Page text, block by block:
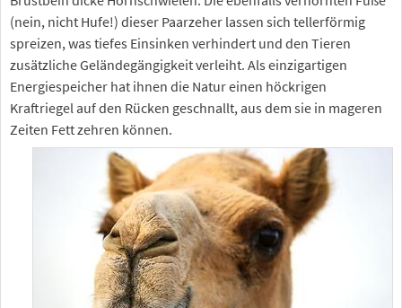
(nein, nicht Hufe!) dieser Paarzeher lassen sich tellerförmig
spreizen, was tiefes Einsinken verhindert und den Tieren
zusätzliche Geländegängigkeit verleiht. Als einzigartigen
Energiespeicher hat ihnen die Natur einen höckrigen
Kraftriegel auf den Rücken geschnallt, aus dem sie in mageren
Zeiten Fett zehren können.